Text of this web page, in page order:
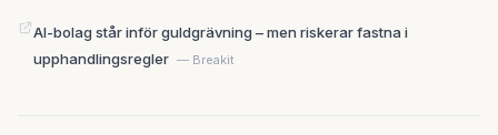
AI-bolag står inför guldgrävning – men riskerar fastna i
upphandlingsregler — Breakit